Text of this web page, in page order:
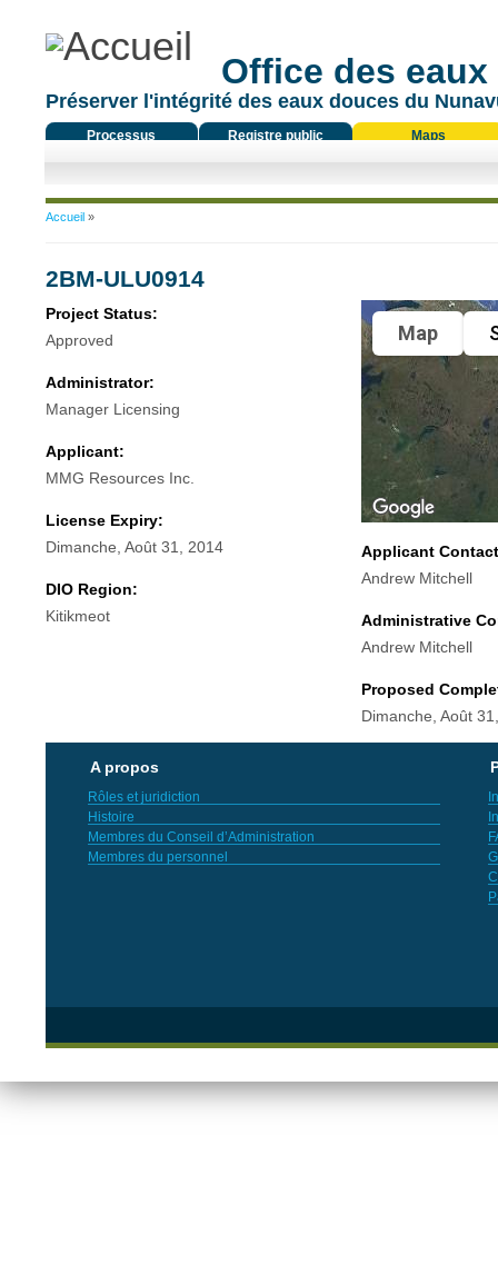
Office des
Préserver l'intégrité des eaux douces du
Processus
Registre public Maps
Vous êtes ici
Accueil»
2BM-ULU0914
Project Status:
Approved
Administrator:
Manager Licensing
Applicant:
MMG Resources Inc.
License Expiry:
Dimanche, Août 31, 2014
DIO Region:
Kitikmeot
Map
Applicant
Andrew Mitchell
Administrative
Andrew Mitchell
Proposed
Dimanche, Août
A propos
Rôles et juridiction
Histoire
Membres du Conseil d’Administration
Membres du personnel